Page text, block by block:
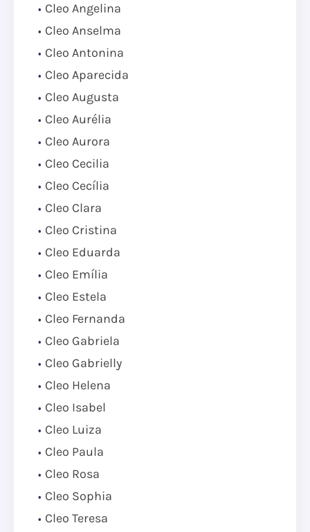
Cleo Angelina
Cleo Anselma
Cleo Antonina
Cleo Aparecida
Cleo Augusta
Cleo Aurélia
Cleo Aurora
Cleo Cecilia
Cleo Cecília
Cleo Clara
Cleo Cristina
Cleo Eduarda
Cleo Emília
Cleo Estela
Cleo Fernanda
Cleo Gabriela
Cleo Gabrielly
Cleo Helena
Cleo Isabel
Cleo Luiza
Cleo Paula
Cleo Rosa
Cleo Sophia
Cleo Teresa